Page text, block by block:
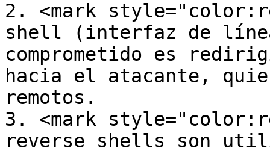
2. <mark
shell (interfaz de línea
comprometido es
hacia el atacante,
remotos.
3. <mark
reverse shells son